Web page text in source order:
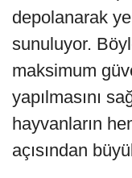
depolanarak
sunuluyor.
maksimum
yapılmasını
hayvanların
açısından